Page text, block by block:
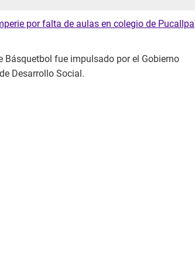
por falta de aulas en colegio de Pucallpa
Básquetbol fue impulsado por el Gobierno
Desarrollo Social.